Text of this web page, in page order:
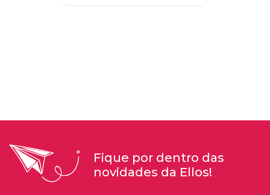
Fique por dentro das
novidades da Ellos!